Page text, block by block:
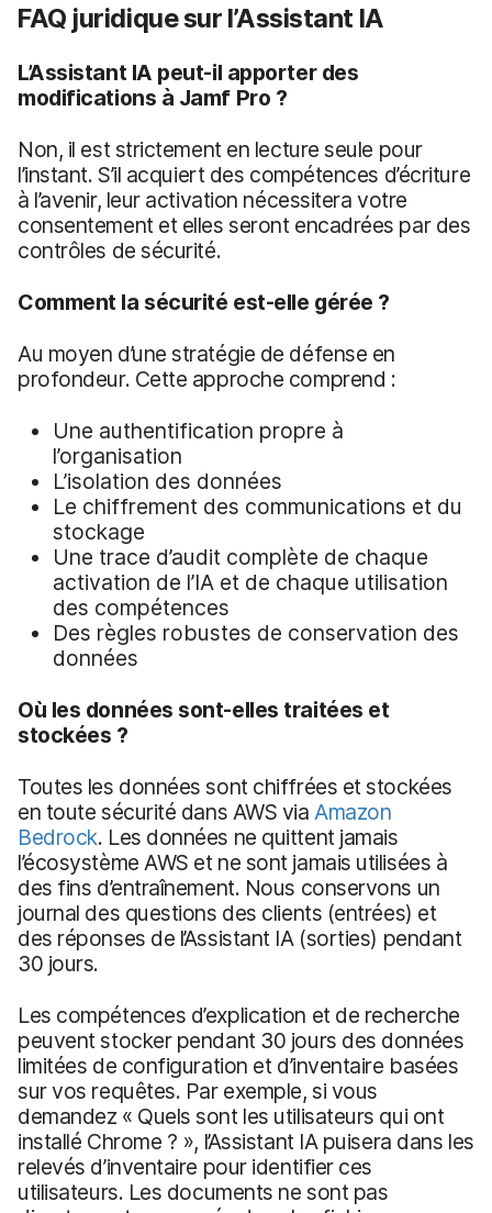
FAQ juridique sur l’Assistant IA
L’Assistant IA peut-il apporter des
modifications à Jamf Pro ?
Non, il est strictement en lecture seule pour
l’instant. S’il acquiert des compétences d’écriture
à l’avenir, leur activation nécessitera votre
consentement et elles seront encadrées par des
contrôles de sécurité.
Comment la sécurité est-elle gérée ?
Au moyen d’une stratégie de défense en
profondeur. Cette approche comprend :
Une authentification propre à
l’organisation
L’isolation des données
Le chiffrement des communications et du
stockage
Une trace d’audit complète de chaque
activation de l’IA et de chaque utilisation
des compétences
Des règles robustes de conservation des
données
Où les données sont-elles traitées et
stockées ?
Toutes les données sont chiffrées et stockées
en toute sécurité dans AWS viaAmazon
Bedrock. Les données ne quittent jamais
l’écosystème AWS et ne sont jamais utilisées à
des fins d’entraînement. Nous conservons un
journal des questions des clients (entrées) et
des réponses de l’Assistant IA (sorties) pendant
30 jours.
Les compétences d’explication et de recherche
peuvent stocker pendant 30 jours des données
limitées de configuration et d’inventaire basées
sur vos requêtes. Par exemple, si vous
demandez « Quels sont les utilisateurs qui ont
installé Chrome ? », l’Assistant IA puisera dans les
relevés d’inventaire pour identifier ces
utilisateurs. Les documents ne sont pas